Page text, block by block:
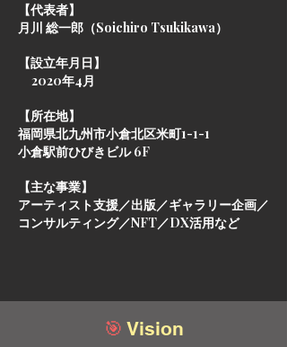
【代表者】
月川 総一郎（Soichiro Tsukikawa）
【設立年月日】
2020年4月
【所在地】
福岡県北九州市小倉北区米町1-1-1
小倉駅前ひびきビル 6F
【主な事業】
アーティスト支援／出版／ギャラリー企画／
コンサルティング／NFT／DX活用など
🎯 Vision